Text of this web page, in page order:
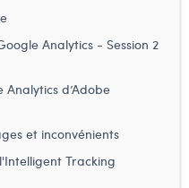
Analytics - Session 2
d’Adobe
et inconvénients
Tracking